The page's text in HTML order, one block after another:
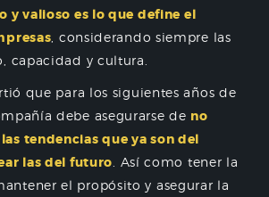
y valioso es lo que define el
, considerando siempre las
capacidad y cultura.
que para los siguientes años de
debe asegurarse de no
tendencias que ya son del
las del futuro . Así como tener la
el propósito y asegurar la